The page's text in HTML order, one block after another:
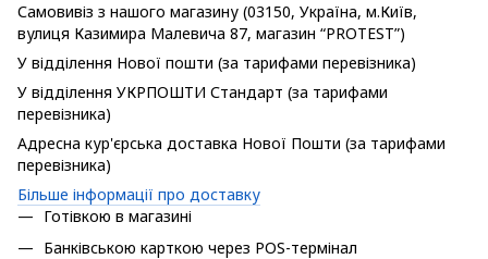
Самовивіз з нашого магазину (03150, Україна, м.Київ,
вулиця Казимира Малевича 87, магазин “PROTEST”)
У відділення Нової пошти (за тарифами перевізника)
У відділення УКРПОШТИ Стандарт (за тарифами
перевізника)
Адресна кур'єрська доставка Нової Пошти (за тарифами
перевізника)
Більше інформації про доставку
Готівкою в магазині
Банківською карткою через POS-термінал